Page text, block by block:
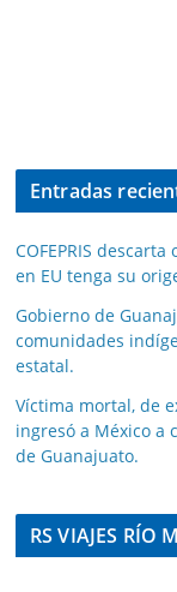
Entradas
COFEPRIS
en EU tenga su
Gobierno de
comunidades
estatal.
Víctima mortal, de
ingresó a México a
de Guanajuato.
RS VIAJES RÍO